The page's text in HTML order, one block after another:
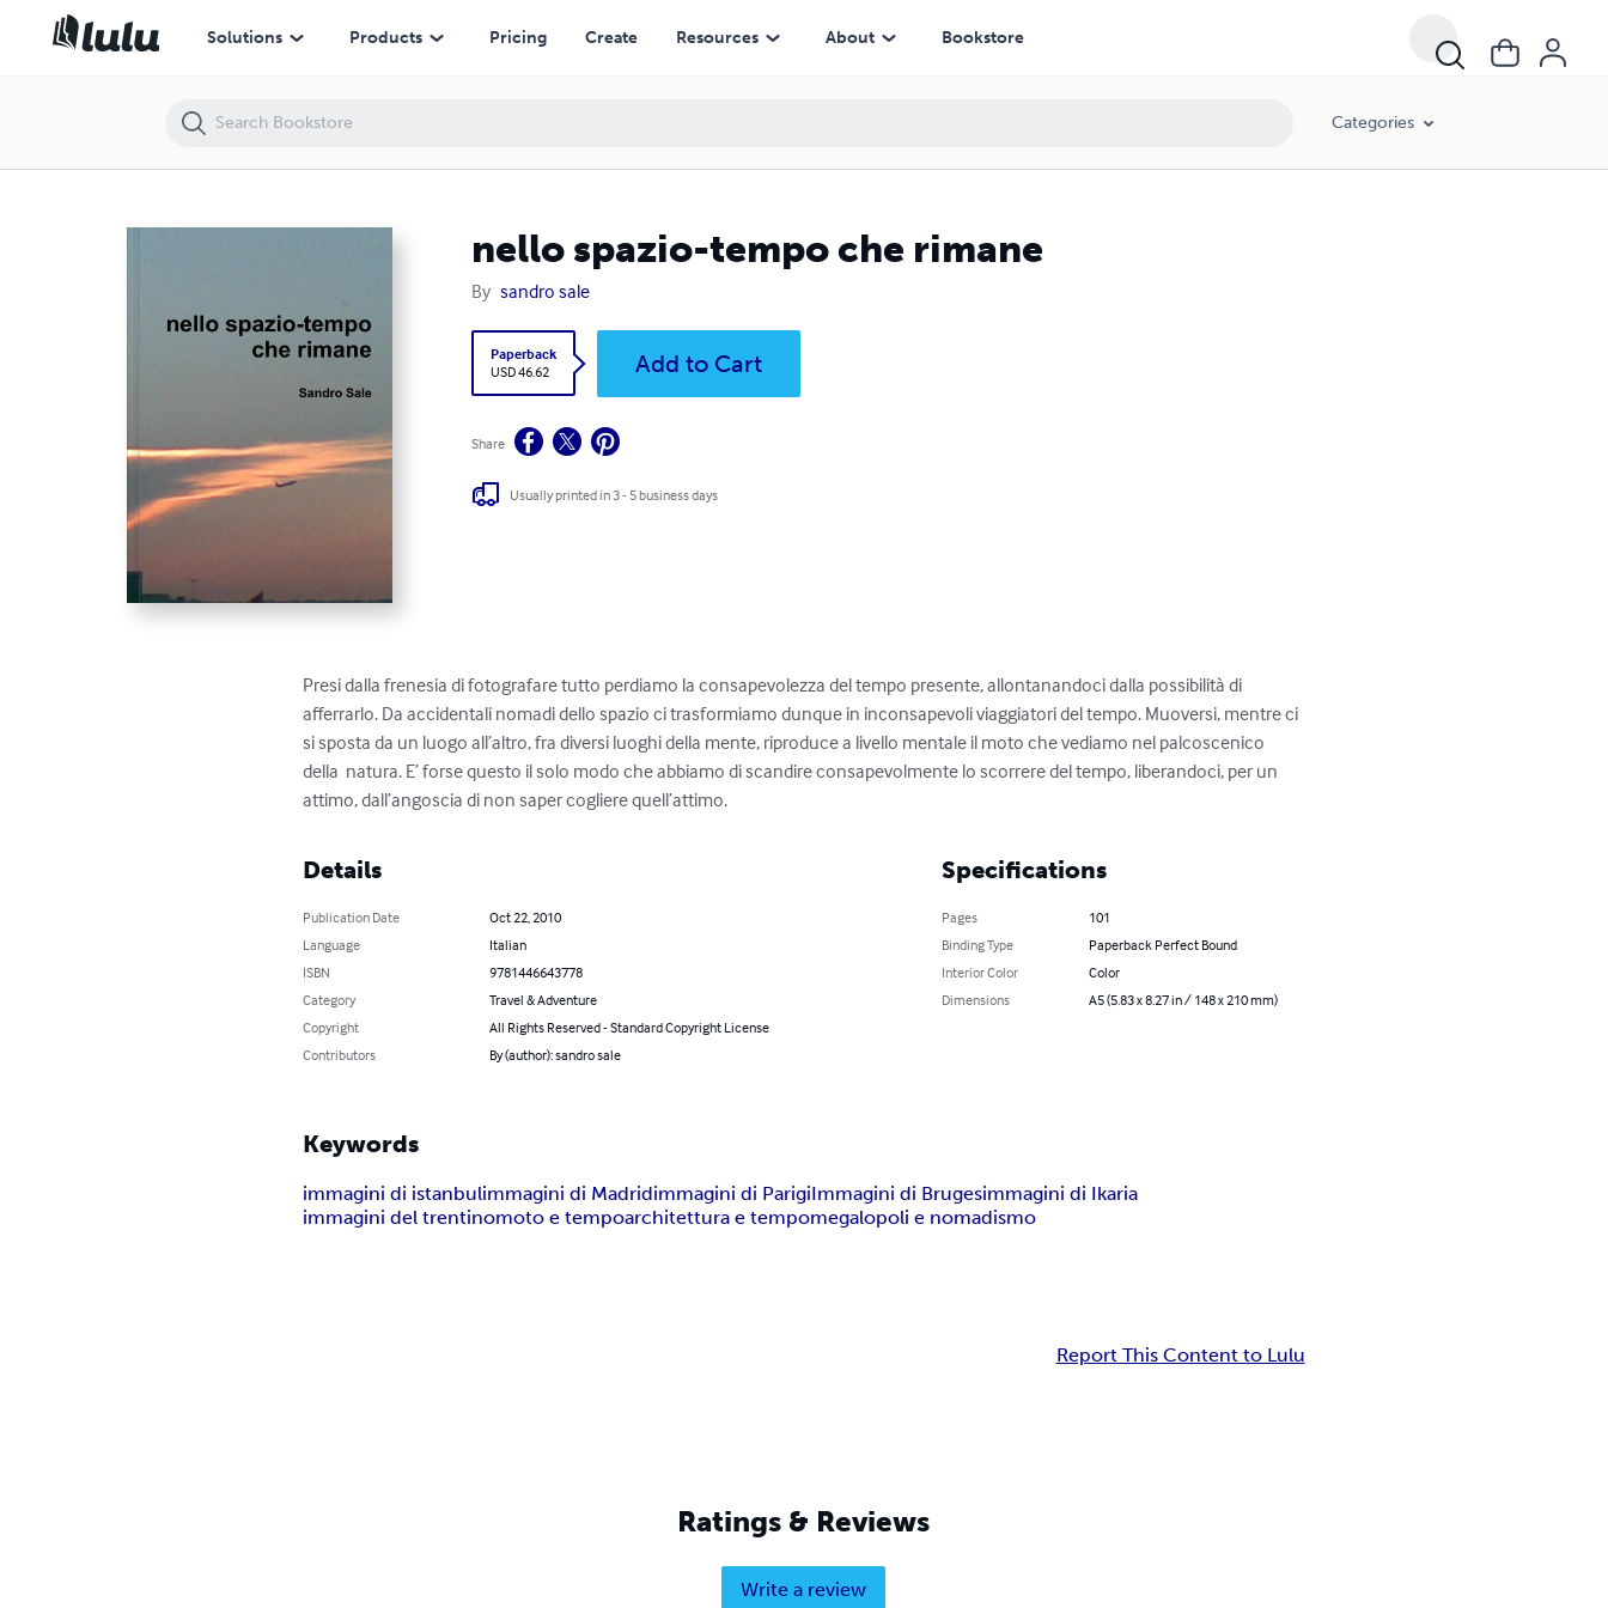
Solutions Products Pricing Create Resources About Bookstore
Categories
nello spazio-tempo che rimane
By sandro sale
Paperback
USD 46.62
Add to Cart
Share
Usually printed in 3 - 5 business days
Presi dalla frenesia di fotografare tutto perdiamo la consapevolezza del tempo presente, allontanandoci dalla possibilità di
afferrarlo. Da accidentali nomadi dello spazio ci trasformiamo dunque in inconsapevoli viaggiatori del tempo. Muoversi, mentre ci
si sposta da un luogo all’altro, fra diversi luoghi della mente, riproduce a livello mentale il moto che vediamo nel palcoscenico
della  natura. E’ forse questo il solo modo che abbiamo di scandire consapevolmente lo scorrere del tempo, liberandoci, per un
attimo, dall’angoscia di non saper cogliere quell’attimo.
Details
Publication Date
Oct 22, 2010
Language
Italian
ISBN
9781446643778
Category
Travel & Adventure
Copyright
All Rights Reserved - Standard Copyright License
Contributors
By (author): sandro sale
Specifications
Pages
101
Binding Type
Paperback Perfect Bound
Interior Color
Color
Dimensions
A5 (5.83 x 8.27 in / 148 x 210 mm)
Keywords
immagini di istanbulimmagini di Madridimmagini di ParigiImmagini di Brugesimmagini di Ikaria
immagini del trentinomoto e tempoarchitettura e tempomegalopoli e nomadismo
Report This Content to Lulu
Ratings & Reviews
Write a review
nello spazio-tempo che rimane